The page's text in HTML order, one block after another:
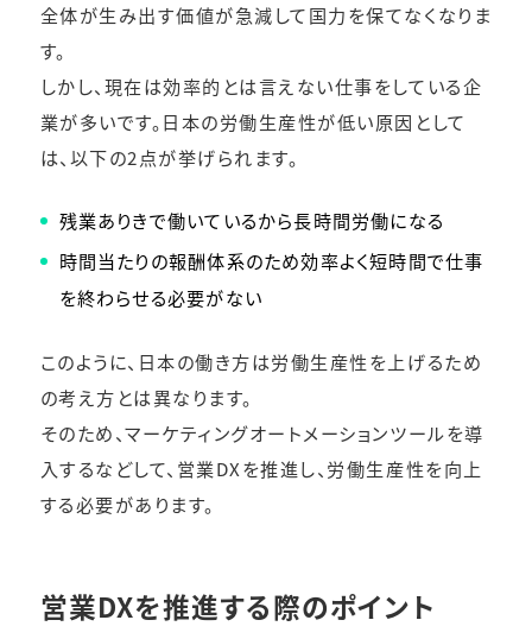
全体が生み出す価値が急減して国力を保てなくなりま
す。
しかし、現在は効率的とは言えない仕事をしている企
業が多いです。日本の労働生産性が低い原因として
は、以下の2点が挙げられます。
残業ありきで働いているから長時間労働になる
時間当たりの報酬体系のため効率よく短時間で仕事
を終わらせる必要がない
このように、日本の働き方は労働生産性を上げるため
の考え方とは異なります。
そのため、マーケティングオートメーションツールを導
入するなどして、営業DXを推進し、労働生産性を向上
する必要があります。
営業DXを推進する際のポイント